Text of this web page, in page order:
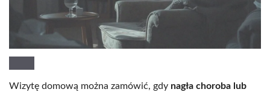
Wizytę domową można zamówić, gdy nagła choroba lub